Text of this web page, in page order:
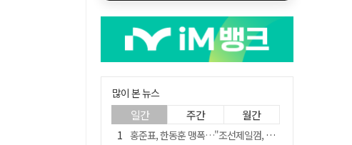
많이 본 뉴스
일간 주간 월간
홍준표, 한동훈 맹폭…"조선제일껌, 권력에 살고 권력에 죽었다"